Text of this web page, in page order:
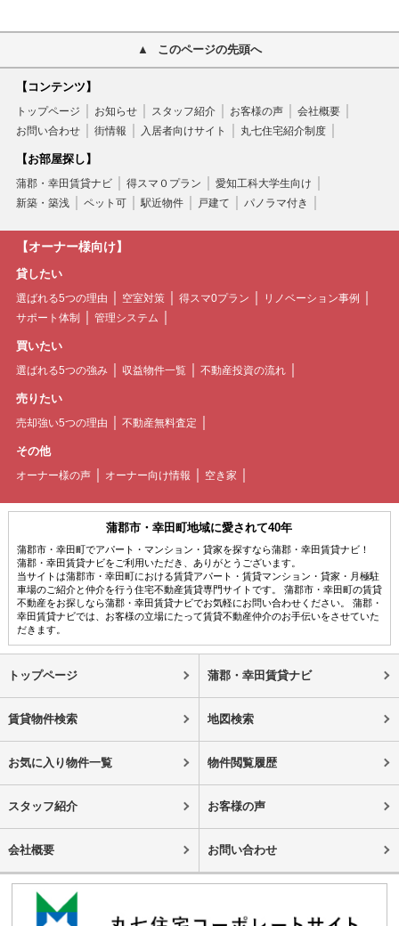
このページの先頭へ
【コンテンツ】
トップページ お知らせ スタッフ紹介 お客様の声
会社概要
お問い合わせ
街情報 入居者向けサイト 丸七住宅紹介制度
【お部屋探し】
蒲郡・幸田賃貸ナビ 得スマ０プラン
愛知工科大学生向け
新築・築浅
ペット可 駅近物件 戸建て パノラマ付き
【オーナー様向け】
貸したい
選ばれる5つの理由 空室対策 得スマ0プラン
リノベーション事例
サポート体制
管理システム
買いたい
選ばれる5つの強み 収益物件一覧 不動産投資の流れ
売りたい
売却強い5つの理由 不動産無料査定
その他
オーナー様の声 オーナー向け情報 空き家
蒲郡市・幸田町地域に愛されて40年
蒲郡市・幸田町でアパート・マンション・貸家を探すなら蒲郡・幸田賃貸ナビ！
蒲郡・幸田賃貸ナビをご利用いただき、ありがとうございます。
当サイトは蒲郡市・幸田町における賃貸アパート・賃貸マンション・貸家・月極駐
車場のご紹介と仲介を行う住宅不動産賃貸専門サイトです。 蒲郡市・幸田町の賃貸
不動産をお探しなら蒲郡・幸田賃貸ナビでお気軽にお問い合わせください。 蒲郡・
幸田賃貸ナビでは、お客様の立場にたって賃貸不動産仲介のお手伝いをさせていた
だきます。
トップページ 蒲郡・幸田賃貸ナビ
賃貸物件検索 地図検索
お気に入り物件一覧 物件閲覧履歴
スタッフ紹介 お客様の声
会社概要 お問い合わせ